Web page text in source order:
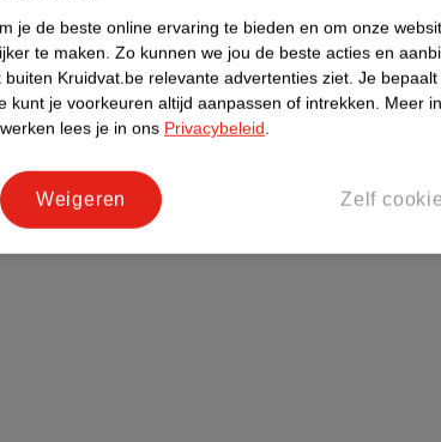
je de beste online ervaring te bieden en om onze
te maken. Zo kunnen we jou de beste acties en
Kruidvat.be relevante advertenties ziet. Je
kunt je voorkeuren altijd aanpassen of intrekken. Meer
lees je in ons Privacybeleid.
Zelf
Weigeren